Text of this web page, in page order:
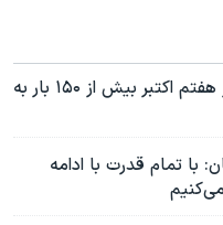
رویترز: عوامل نیابتی حکومت ایران از هفتم اکتبر بیش از ۱۵۰ بار به
با تمام قدرت با ادامه